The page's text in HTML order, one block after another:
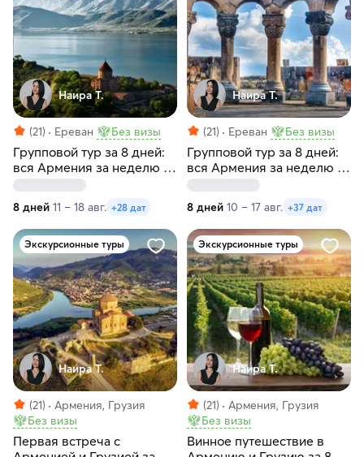
Наира Т.
(21) Ереван Без визы
Групповой тур за 8 дней:
вся Армения за неделю с
заездами по вторникам
8 дней 11 – 18 авг. +28 дат
Наира Т.
(21) Ереван Без визы
Групповой тур за 8 дней:
вся Армения за неделю с
заездами по
понедельникам
8 дней 10 – 17 авг. +37 дат
Экскурсионные туры
Наира Т.
(21)
Армения, Грузия
Без визы
Первая встреча с
Экскурсионные туры
Наира Т.
(21)
Армения, Грузия
Без визы
Винное путешествие в